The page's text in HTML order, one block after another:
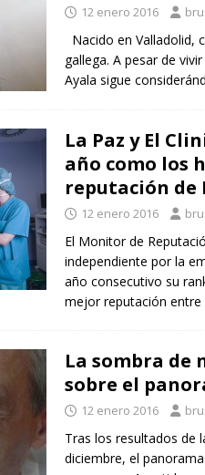
12 enero 2016
Nacido en Valladolid,
gallega. A pesar de
Ayala sigue
La Paz y El
año como los
reputación de
12 enero 2016
El Monitor de
independiente por la
año consecutivo su
mejor reputación
La sombra de
sobre el
12 enero 2016
Tras los resultados de
diciembre, el